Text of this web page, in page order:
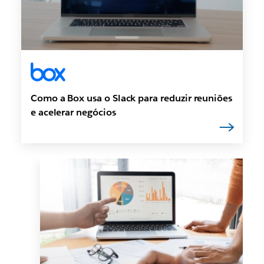
Como a Box usa o Slack para reduzir reuniões
e acelerar negócios